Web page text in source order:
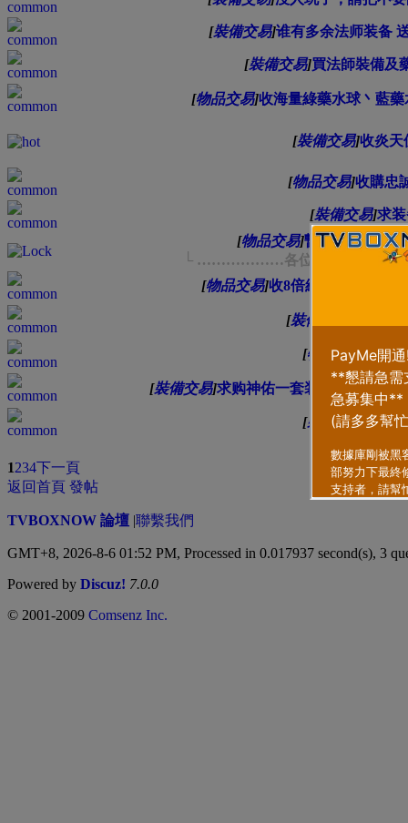
[裝備交易]谁有多余法师装备
[裝備交易]買法師裝備及
[物品交易]收海量綠藥水球丶藍
[裝備交易]收炎天
[物品交易]收購忠
[裝備交易]求
[物品交易]暫停所有收購
└ ………………各位賺Tv＄好機會
[物品交易]收8倍經驗卡(10分鐘)
[裝備交易
[物品交易]暫時
[裝備交易]求购神佑一套装备，希望达
[裝備交易]邪神
類型 排序方式
1234下一頁
返回首頁 發帖
TVBOXNOW 論壇 |聯繫我們
GMT+8, 2026-8-6 01:52 PM, Processed in 0.017937 second(s), 3
Powered by Discuz! 7.0.0
© 2001-2009 Comsenz Inc.